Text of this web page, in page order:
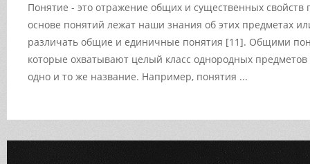
Понятие - это отражение общих и существенных
основе понятий лежат наши знания об этих предметах
различать общие и единичные понятия [11]. Общими
которые охватывают целый класс однородных
одно и то же название. Например, понятия ...